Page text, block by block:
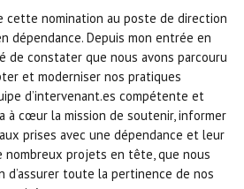
cette nomination au poste de direction
dépendance. Depuis mon entrée en
de constater que nous avons parcouru
et moderniser nos pratiques
d’intervenant.es compétente et
à cœur la mission de soutenir, informer
prises avec une dépendance et leur
nombreux projets en tête, que nous
d’assurer toute la pertinence de nos